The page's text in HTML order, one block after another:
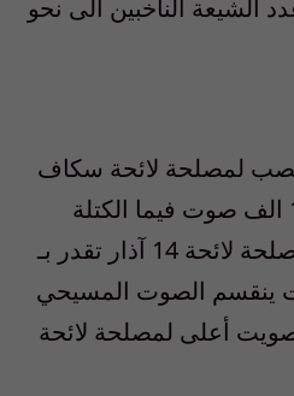
وعدد الشيعة الناخبين الى نحو
لمصلحة لائحة سكاف
عون تصل الى حدود 13 الف صوت فيما الكتلة
السنية التي ستصب لمصلحة لائحة 14 آذار تقدر بـ
ينقسم الصوت المسيحي
أعلى لمصلحة لائحة